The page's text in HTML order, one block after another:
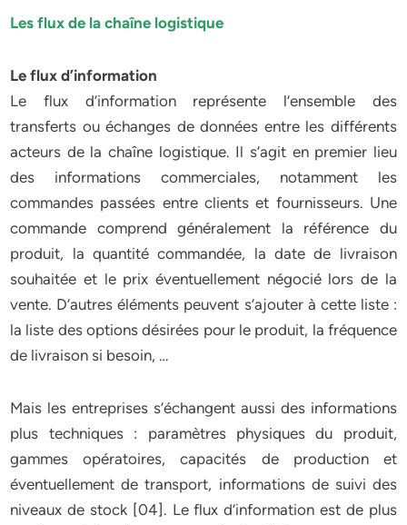
Les flux de la chaîne logistique
Le flux d’information
Le flux d’information représente l’ensemble des
transferts ou échanges de données entre les différents
acteurs de la chaîne logistique. Il s’agit en premier lieu
des informations commerciales, notamment les
commandes passées entre clients et fournisseurs. Une
commande comprend généralement la référence du
produit, la quantité commandée, la date de livraison
souhaitée et le prix éventuellement négocié lors de la
vente. D’autres éléments peuvent s’ajouter à cette liste :
la liste des options désirées pour le produit, la fréquence
de livraison si besoin, …
Mais les entreprises s’échangent aussi des informations
plus techniques : paramètres physiques du produit,
gammes opératoires, capacités de production et
éventuellement de transport, informations de suivi des
niveaux de stock [04]. Le flux d’information est de plus